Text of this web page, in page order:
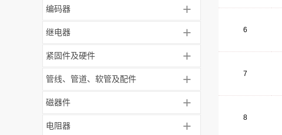
编码器 +
继电器 +
紧固件及硬件 +
管线、管道、软管及配件 +
磁器件 +
电阻器 +
6
7
8